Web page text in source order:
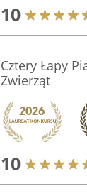
10
Cztery Łapy
Zwierząt
10